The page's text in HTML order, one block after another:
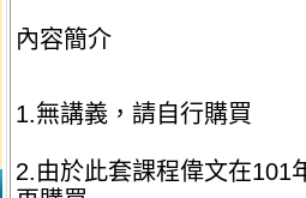
內容簡介
1.無講義，請自行購買
2.由於此套課程偉文在101